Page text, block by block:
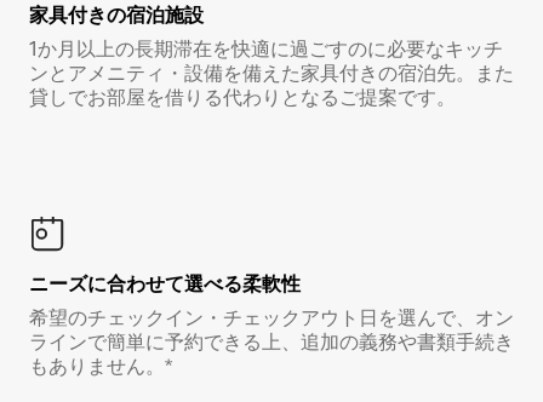
家具付き⁠の宿⁠泊⁠施⁠設
1か月以上の長期滞在を快適に過ごすのに必要なキッチ
ンとアメニティ・設備を備えた家具付きの宿泊先。また
貸しでお部屋を借りる代わりとなるご提案です。
ニーズに合わせて選べる柔軟性
希望のチェックイン・チェックアウト日を選んで、オン
ラインで簡単に予約できる上、追加の義務や書類手続き
もありません。*